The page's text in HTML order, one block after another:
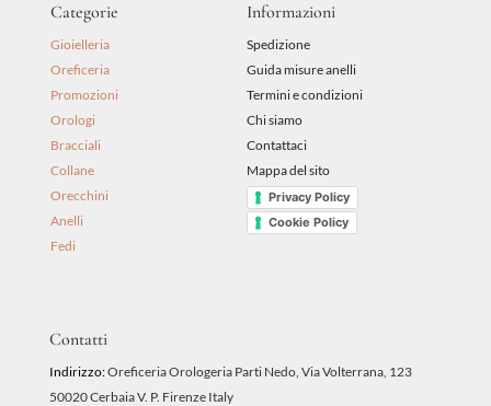
Categorie
Gioielleria
Oreficeria
Promozioni
Orologi
Bracciali
Collane
Orecchini
Anelli
Fedi
Informazioni
Spedizione
Guida misure anelli
Termini e condizioni
Chi siamo
Contattaci
Mappa del sito
Privacy Policy
Cookie Policy
Contatti
Indirizzo:Oreficeria Orologeria Parti Nedo, Via Volterrana, 123
50020 Cerbaia V. P. Firenze Italy